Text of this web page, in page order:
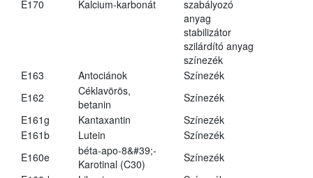
E170 Kalcium-karbonát
szabályozó
anyag
stabilizátor
szilárdító anyag
színezék
E163
Antociánok
Színezék
E162
Céklavörös,
betanin
Színezék
E161g
Kantaxantin
Színezék
E161b
Lutein
Színezék
E160e
béta-apo-8&#39;-
Karotinal (C30)
Színezék